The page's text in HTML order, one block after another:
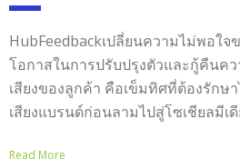
HubFeedbackเปลี่ยนความไม่พอใจ
โอกาสในการปรับปรุงตัวและกู้คืนค
เสียงของลูกค้า คือเข็มทิศที่ต้องรักษ
เสียงแบรนด์ก่อนลามไปสู่โซเชียลมีเ
Read More